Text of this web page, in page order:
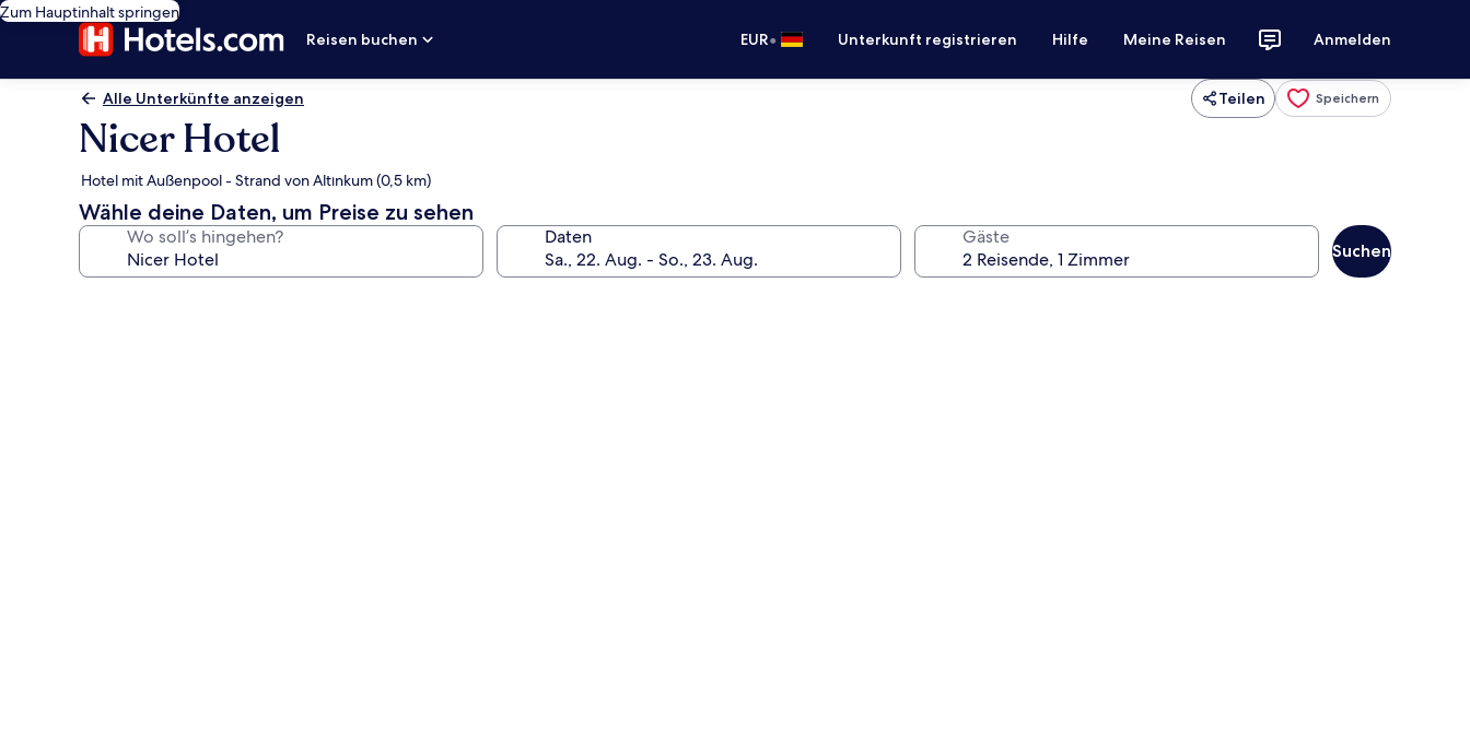
Zum Hauptinhalt springen
Reisen buchen
EUR• Unterkunft registrieren Hilfe Meine Reisen Anmelden
Alle Unterkünfte anzeigen Teilen Speichern
Nicer Hotel
Hotel mit Außenpool - Strand von Altınkum (0,5 km)
Wähle deine Daten, um Preise zu sehen
Wo soll’s hingehen? Daten Gäste
Suchen